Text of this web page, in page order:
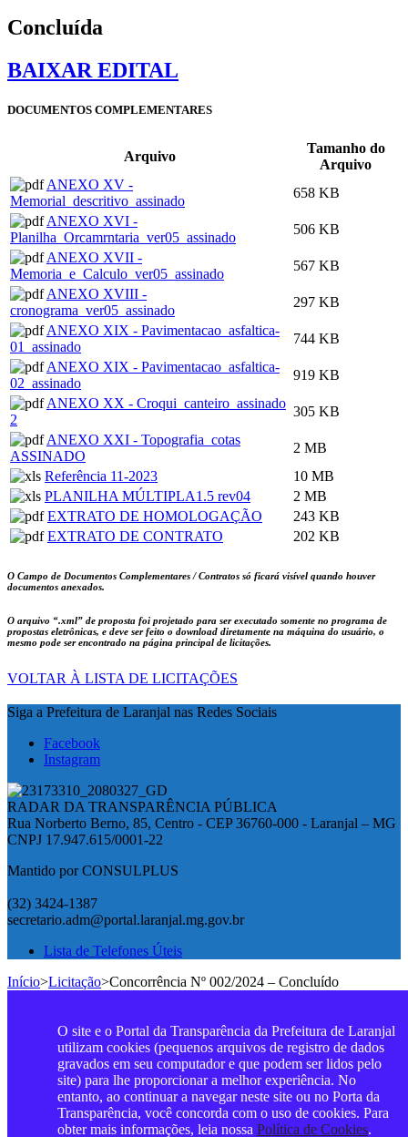
Concluída
BAIXAR EDITAL
DOCUMENTOS COMPLEMENTARES
Arquivo
Tamanho do
Arquivo
ANEXO XV -
Memorial_descritivo_assinado
658 KB
ANEXO XVI -
Planilha_Orcamrntaria_ver05_assinado
506 KB
ANEXO XVII -
Memoria_e_Calculo_ver05_assinado
567 KB
ANEXO XVIII -
cronograma_ver05_assinado
297 KB
ANEXO XIX - Pavimentacao_asfaltica-
01_assinado
744 KB
ANEXO XIX - Pavimentacao_asfaltica-
02_assinado
919 KB
ANEXO XX - Croqui_canteiro_assinado
2
305 KB
ANEXO XXI - Topografia_cotas
ASSINADO
2 MB
Referência 11-2023
10 MB
PLANILHA MÚLTIPLA1.5 rev04
2 MB
EXTRATO DE HOMOLOGAÇÃO
243 KB
EXTRATO DE CONTRATO
202 KB
O Campo de Documentos Complementares / Contratos só ficará visível quando houver
documentos anexados.
O arquivo “.xml” de proposta foi projetado para ser executado somente no programa de
propostas eletrônicas, e deve ser feito o download diretamente na máquina do usuário, o
mesmo pode ser encontrado na página principal de licitações.
VOLTAR À LISTA DE LICITAÇÕES
Siga a Prefeitura de Laranjal nas Redes Sociais
Facebook
Instagram
RADAR DA TRANSPARÊNCIA PÚBLICA
Rua Norberto Berno, 85, Centro - CEP 36760-000 - Laranjal – MG
CNPJ 17.947.615/0001-22
Mantido por CONSULPLUS
(32) 3424-1387
secretario.adm@portal.laranjal.mg.gov.br
Lista de Telefones Úteis
Início>Licitação>Concorrência Nº 002/2024 – Concluído
O site e o Portal da Transparência da Prefeitura de Laranjal
utilizam cookies (pequenos arquivos de registro de dados
gravados em seu computador e que podem ser lidos pelo
site) para lhe proporcionar a melhor experiência. No
entanto, ao continuar a navegar neste site ou no Porta da
Transparência, você concorda com o uso de cookies. Para
obter mais informações, leia nossa Política de Cookies.